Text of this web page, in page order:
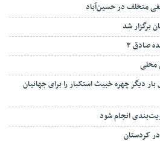
برگزار شد
محلی
دیگر چهره خبیث استکبار را برای جهانیان
انجام شود